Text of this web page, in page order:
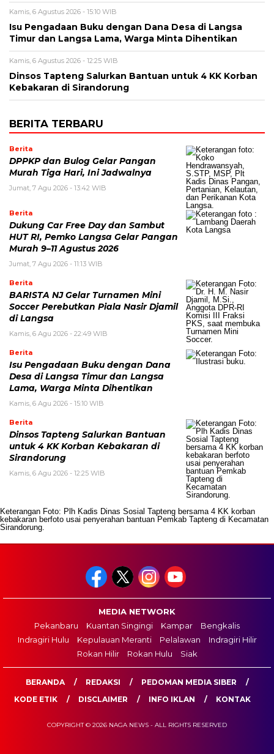
Kamis, 6 Agustus 2026 - 15:10 WIB
Isu Pengadaan Buku dengan Dana Desa di Langsa
Timur dan Langsa Lama, Warga Minta Dihentikan
Kamis, 6 Agustus 2026 - 12:25 WIB
Dinsos Tapteng Salurkan Bantuan untuk 4 KK Korban
Kebakaran di Sirandorung
BERITA TERBARU
Berita
DPPKP dan Bulog Gelar Pangan
Murah Tiga Hari, Ini Jadwalnya
Jumat, 7 Agu 2026 - 13:42 WIB
Berita
Dukung Car Free Day dan Sambut
HUT RI, Pemko Langsa Gelar Pangan
Murah 9–11 Agustus 2026
Jumat, 7 Agu 2026 - 11:13 WIB
Berita
BARISTA NJ Gelar Turnamen Mini
Soccer Perebutkan Piala Nasir Djamil
di Langsa
Kamis, 6 Agu 2026 - 22:49 WIB
Berita
Isu Pengadaan Buku dengan Dana
Desa di Langsa Timur dan Langsa
Lama, Warga Minta Dihentikan
Kamis, 6 Agu 2026 - 15:10 WIB
Berita
Dinsos Tapteng Salurkan Bantuan
untuk 4 KK Korban Kebakaran di
Sirandorung
Kamis, 6 Agu 2026 - 12:25 WIB
Keterangan Foto: Plh Kadis Dinas Sosial Tapteng bersama 4 KK korban
kebakaran berfoto usai penyerahan bantuan Pemkab Tapteng di Kecamatan
Sirandorung.
MEDIA NETWORK
Pekanbaru
Kuantan Singingi Kampar
Bengkalis
Indragiri Hulu
Kepulauan Meranti Pelalawan
Indragiri Hilir
Rokan Hilir
Rokan Hulu Siak
BERANDA REDAKSI
PEDOMAN MEDIA SIBER
KODE ETIK
DISCLAIMER INFO IKLAN KONTAK
COPYRIGHT © 2026 NAGA NEWS - ALL RIGHTS RESERVED